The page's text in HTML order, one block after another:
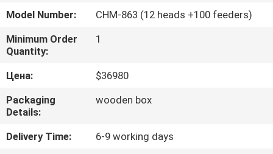
ПО
ЗАВОДУ
КОНТРОЛЬ
КАЧЕСТВА
Model Number:
CHM-863 (12 heads +100 feeders)
Minimum Order
Quantity:
1
Цена:
$36980
Packaging
Details:
wooden box
Delivery Time:
6-9 working days